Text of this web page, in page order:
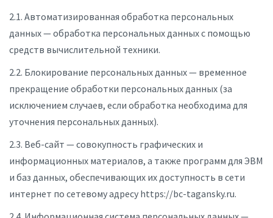
2.1. Автоматизированная обработка персональных
данных — обработка персональных данных с помощью
средств вычислительной техники.
2.2. Блокирование персональных данных — временное
прекращение обработки персональных данных (за
исключением случаев, если обработка необходима для
уточнения персональных данных).
2.3. Веб-сайт — совокупность графических и
информационных материалов, а также программ для ЭВМ
и баз данных, обеспечивающих их доступность в сети
интернет по сетевому адресу https://bc-tagansky.ru.